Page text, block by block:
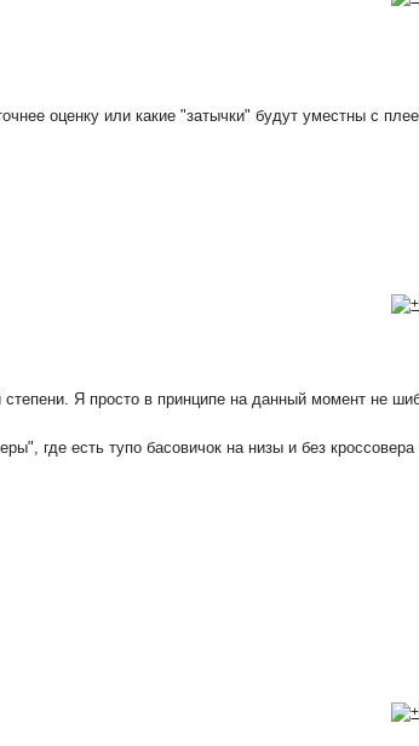
оценку или какие "затычки" будут уместны с
Я просто в принципе на данный момент не
где есть тупо басовичок на низы и без кроссовера